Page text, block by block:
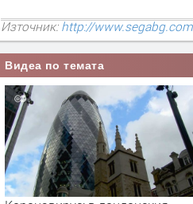
Източник:http://www.segabg.com
Видеа по темата